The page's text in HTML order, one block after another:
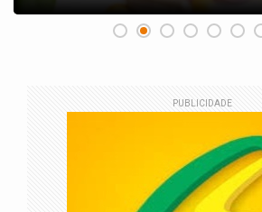
PUBLICIDADE